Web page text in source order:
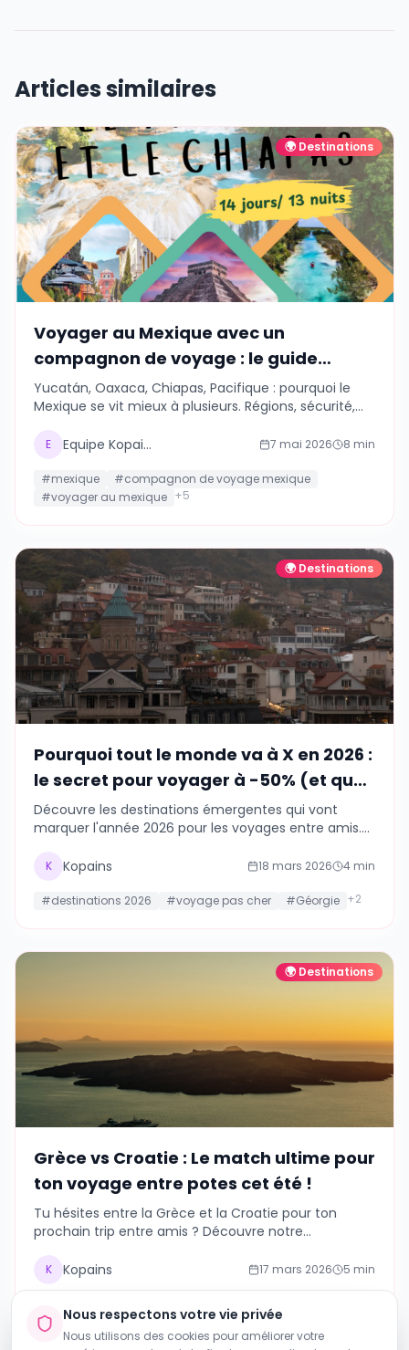
Nous respectons votre vie privée
Nous utilisons des cookies pour améliorer votre
expérience, analyser le trafic et personnaliser le contenu.
Vous pouvez accepter ou refuser les cookies non
Articles similaires
🌍 Destinations
Voyager au Mexique avec un
compagnon de voyage : le guide
complet 2026
Yucatán, Oaxaca, Chiapas, Pacifique : pourquoi le
Mexique se vit mieux à plusieurs. Régions, sécurité,
de voyage en 2026.
E Equipe Kopains 7 mai 2026 8 min
#mexique #compagnon de voyage mexique
#voyager au mexique +5
🌍 Destinations
Pourquoi tout le monde va à X en 2026 :
le secret pour voyager à -50% (et quel
est ce pays mystère qui va exploser !)
Découvre les destinations émergentes qui vont
marquer l'année 2026 pour les voyages entre amis.
en culture, parfaits pour surprendre ta bande et
K Kopains 18 mars 2026 4 min
#destinations 2026 #voyage pas cher #Géorgie +2
🌍 Destinations
Grèce vs Croatie : Le match ultime pour
ton voyage entre potes cet été !
Tu hésites entre la Grèce et la Croatie pour ton
prochain trip entre amis ? Découvre notre
budget, fête, plages, culture.
K Kopains 17 mars 2026 5 min